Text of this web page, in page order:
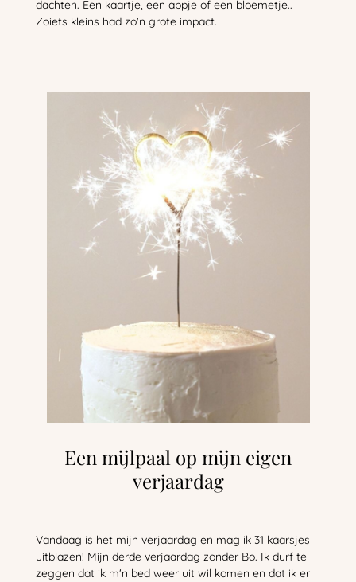
dachten. Een kaartje, een appje of een bloemetje..
Zoiets kleins had zo'n grote impact.
Een mijlpaal op mijn eigen
verjaardag
Vandaag is het mijn verjaardag en mag ik 31 kaarsjes
uitblazen! Mijn derde verjaardag zonder Bo. Ik durf te
zeggen dat ik m'n bed weer uit wil komen en dat ik er